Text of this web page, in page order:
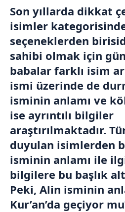
Son yıllarda dikkat
isimler
seçeneklerden
sahibi olmak için
babalar farklı isim
ismi üzerinde de
isminin anlamı ve
ise ayrıntılı bilgiler
araştırılmaktadır.
duyulan isimlerden
isminin anlamı ile
bilgilere bu başlık
Peki, Alin isminin
Kur’an’da geçiyor